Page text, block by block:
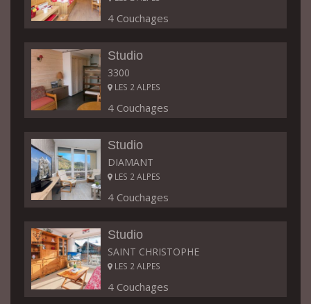
4 Couchages
Studio
3300
LES 2 ALPES
4 Couchages
Studio
DIAMANT
LES 2 ALPES
4 Couchages
Studio
SAINT CHRISTOPHE
LES 2 ALPES
4 Couchages